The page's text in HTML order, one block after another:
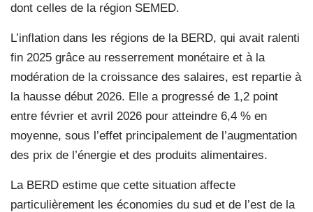
dont celles de la région SEMED.
L’inflation dans les régions de la BERD, qui avait ralenti
fin 2025 grâce au resserrement monétaire et à la
modération de la croissance des salaires, est repartie à
la hausse début 2026. Elle a progressé de 1,2 point
entre février et avril 2026 pour atteindre 6,4 % en
moyenne, sous l’effet principalement de l’augmentation
des prix de l’énergie et des produits alimentaires.
La BERD estime que cette situation affecte
particulièrement les économies du sud et de l’est de la